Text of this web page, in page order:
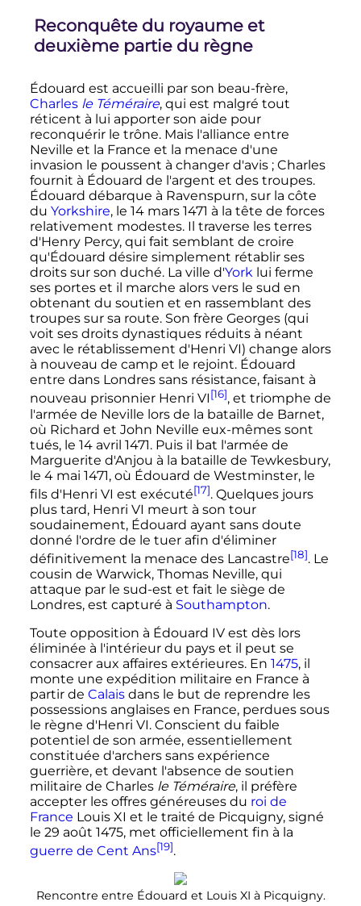
Reconquête du royaume et
deuxième partie du règne
Édouard est accueilli par son beau-frère,
Charles le Téméraire, qui est malgré tout
réticent à lui apporter son aide pour
reconquérir le trône. Mais l'alliance entre
Neville et la France et la menace d'une
invasion le poussent à changer d'avis ; Charles
fournit à Édouard de l'argent et des troupes.
Édouard débarque à Ravenspurn, sur la côte
du Yorkshire, le 14 mars 1471 à la tête de forces
relativement modestes. Il traverse les terres
d'Henry Percy, qui fait semblant de croire
qu'Édouard désire simplement rétablir ses
droits sur son duché. La ville d'Yorklui ferme
ses portes et il marche alors vers le sud en
obtenant du soutien et en rassemblant des
troupes sur sa route. Son frère Georges (qui
voit ses droits dynastiques réduits à néant
avec le rétablissement d'Henri VI) change alors
à nouveau de camp et le rejoint. Édouard
entre dans Londres sans résistance, faisant à
nouveau prisonnier Henri VI[16], et triomphe de
l'armée de Neville lors de la bataille de Barnet,
où Richard et John Neville eux-mêmes sont
tués, le 14 avril 1471. Puis il bat l'armée de
Marguerite d'Anjou à la bataille de Tewkesbury,
le 4 mai 1471, où Édouard de Westminster, le
fils d'Henri VI est exécuté[17]. Quelques jours
plus tard, Henri VI meurt à son tour
soudainement, Édouard ayant sans doute
donné l'ordre de le tuer afin d'éliminer
définitivement la menace des Lancastre[18]. Le
cousin de Warwick, Thomas Neville, qui
attaque par le sud-est et fait le siège de
Londres, est capturé à Southampton.
Toute opposition à Édouard IVest dès lors
éliminée à l'intérieur du pays et il peut se
consacrer aux affaires extérieures. En 1475, il
monte une expédition militaire en France à
partir de Calaisdans le but de reprendre les
possessions anglaises en France, perdues sous
le règne d'Henri VI. Conscient du faible
potentiel de son armée, essentiellement
constituée d'archers sans expérience
guerrière, et devant l'absence de soutien
militaire de Charles le Téméraire, il préfère
accepter les offres généreuses du roi de
France Louis XI et le traité de Picquigny, signé
le 29 août 1475, met officiellement fin à la
guerre de Cent Ans[19].
Rencontre entre Édouard et Louis XI à Picquigny.